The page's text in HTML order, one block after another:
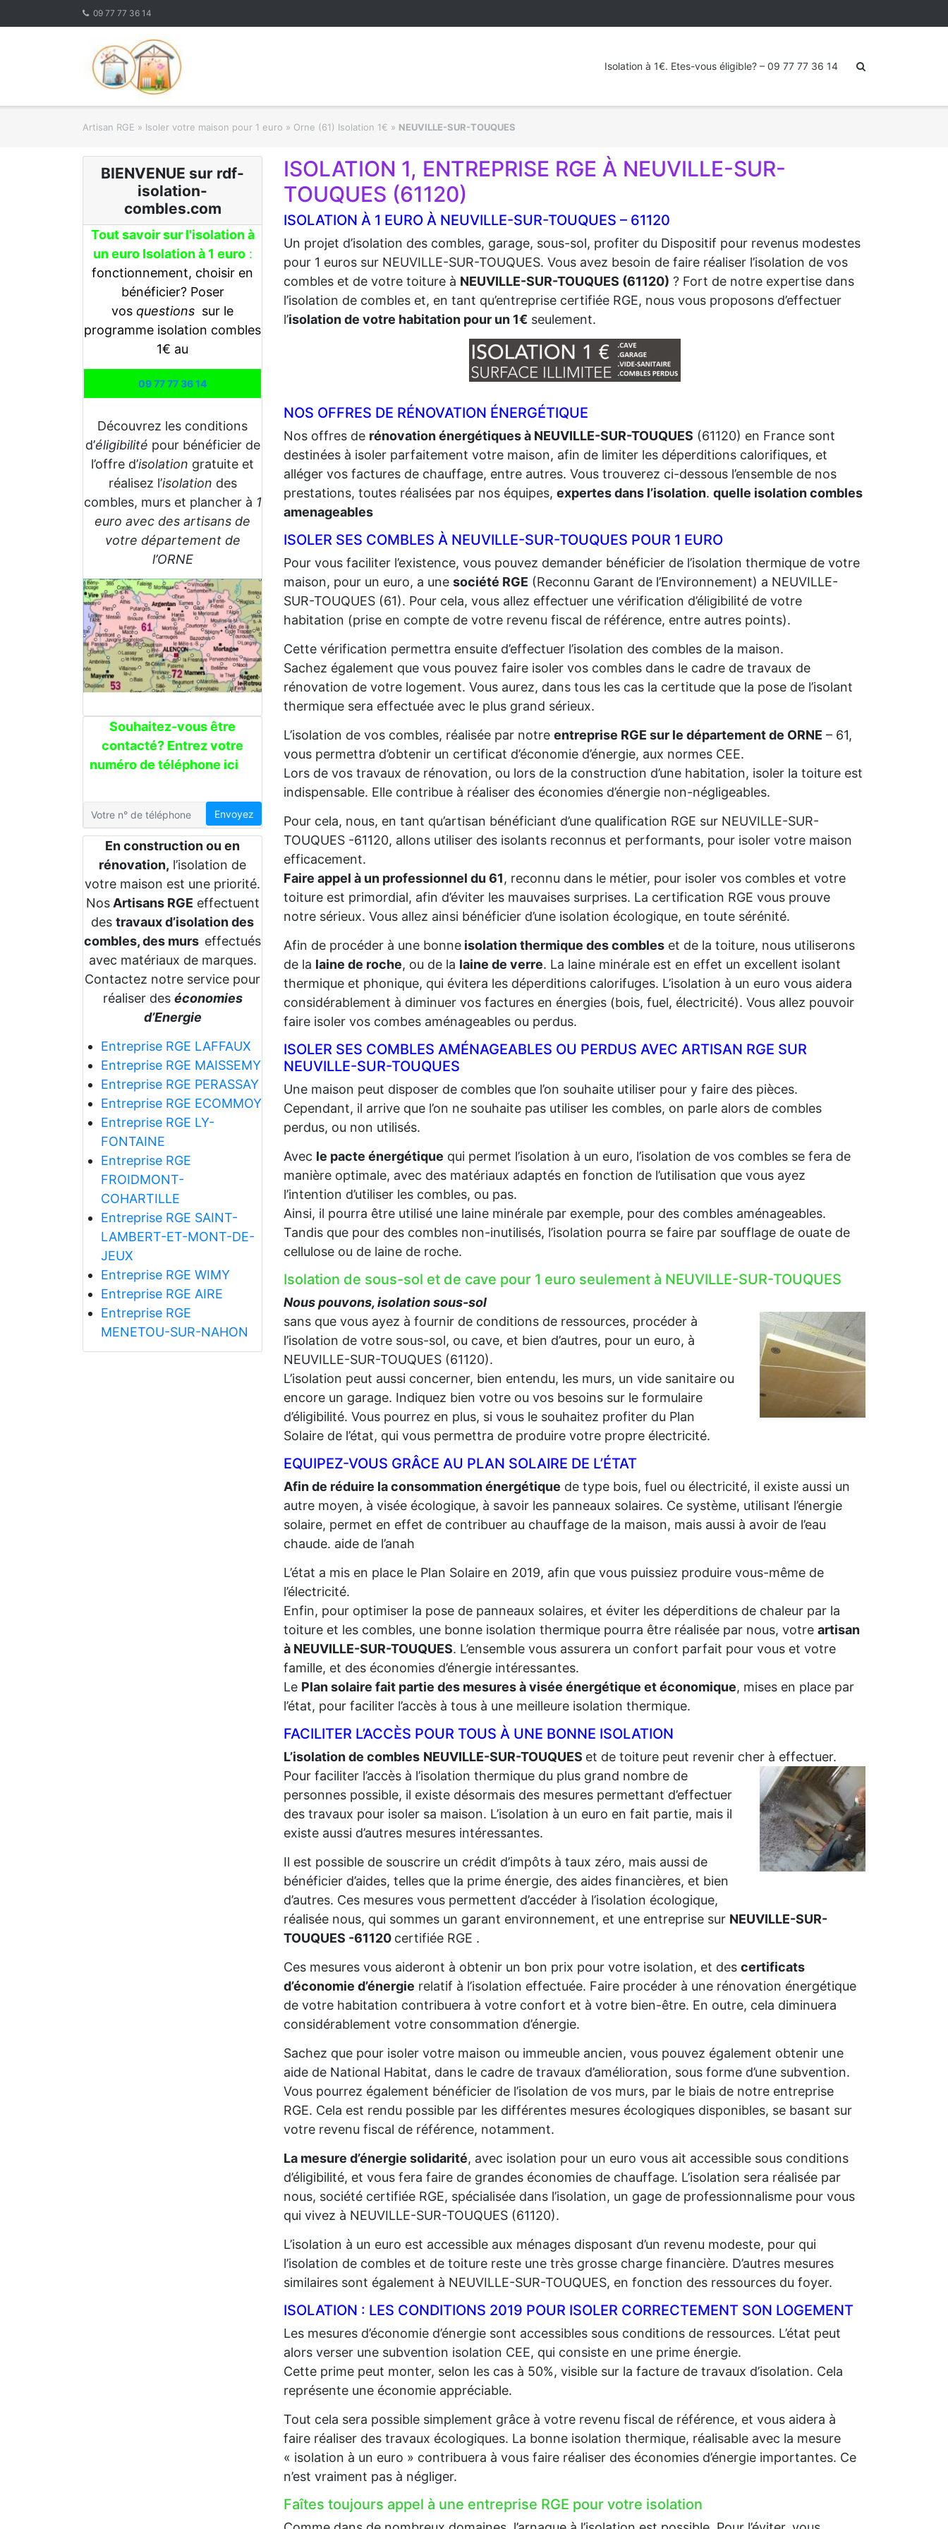
09 77 77 36 14
Isolation à 1€. Etes-vous éligible? – 09 77 77 36 14
Artisan RGE » Isoler votre maison pour 1 euro » Orne (61) Isolation 1€ » NEUVILLE-SUR-TOUQUES
BIENVENUE sur rdf-
isolation-
combles.com
Tout savoir sur l'isolation à
un euro Isolation à 1 euro:
fonctionnement, choisir en
bénéficier? Poser
vos questions sur le
programme isolation combles
1€ au
09 77 77 36 14
Découvrez les conditions
d’éligibilité pour bénéficier de
l’offre d’isolation gratuite et
réalisez l’isolation des
combles, murs et plancher à 1
euro avec des artisans de
votre département de
l’ORNE
Souhaitez-vous être
contacté? Entrez votre
numéro de téléphone ici
Envoyez
En construction ou en
rénovation, l’isolation de
votre maison est une priorité.
NosArtisans RGE effectuent
des travaux d’isolation des
combles, des murs effectués
avec matériaux de marques.
Contactez notre service pour
réaliser des économies
d’Energie
Entreprise RGE LAFFAUX
Entreprise RGE MAISSEMY
Entreprise RGE PERASSAY
Entreprise RGE ECOMMOY
Entreprise RGE LY-
FONTAINE
Entreprise RGE
FROIDMONT-
COHARTILLE
Entreprise RGE SAINT-
LAMBERT-ET-MONT-DE-
JEUX
Entreprise RGE WIMY
Entreprise RGE AIRE
Entreprise RGE
MENETOU-SUR-NAHON
ISOLATION 1, ENTREPRISE RGE À NEUVILLE-SUR-
TOUQUES (61120)
ISOLATION À 1 EURO À NEUVILLE-SUR-TOUQUES – 61120
Un projet d’isolation des combles, garage, sous-sol, profiter du Dispositif pour revenus modestes
pour 1 euros sur NEUVILLE-SUR-TOUQUES. Vous avez besoin de faire réaliser l’isolation de vos
combles et de votre toiture à NEUVILLE-SUR-TOUQUES (61120) ? Fort de notre expertise dans
l’isolation de combles et, en tant qu’entreprise certifiée RGE, nous vous proposons d’effectuer
l’isolation de votre habitation pour un 1€ seulement.
NOS OFFRES DE RÉNOVATION ÉNERGÉTIQUE
Nos offres de rénovation énergétiques à NEUVILLE-SUR-TOUQUES (61120) en France sont
destinées à isoler parfaitement votre maison, afin de limiter les déperditions calorifiques, et
alléger vos factures de chauffage, entre autres. Vous trouverez ci-dessous l’ensemble de nos
prestations, toutes réalisées par nos équipes, expertes dans l’isolation. quelle isolation combles
amenageables
ISOLER SES COMBLES À NEUVILLE-SUR-TOUQUES POUR 1 EURO
Pour vous faciliter l’existence, vous pouvez demander bénéficier de l’isolation thermique de votre
maison, pour un euro, a une société RGE (Reconnu Garant de l’Environnement) a NEUVILLE-
SUR-TOUQUES (61). Pour cela, vous allez effectuer une vérification d’éligibilité de votre
habitation (prise en compte de votre revenu fiscal de référence, entre autres points).
Cette vérification permettra ensuite d’effectuer l’isolation des combles de la maison.
Sachez également que vous pouvez faire isoler vos combles dans le cadre de travaux de
rénovation de votre logement. Vous aurez, dans tous les cas la certitude que la pose de l’isolant
thermique sera effectuée avec le plus grand sérieux.
L’isolation de vos combles, réalisée par notre entreprise RGE sur le département de ORNE – 61,
vous permettra d’obtenir un certificat d’économie d’énergie, aux normes CEE.
Lors de vos travaux de rénovation, ou lors de la construction d’une habitation, isoler la toiture est
indispensable. Elle contribue à réaliser des économies d’énergie non-négligeables.
Pour cela, nous, en tant qu’artisan bénéficiant d’une qualification RGE sur NEUVILLE-SUR-
TOUQUES -61120, allons utiliser des isolants reconnus et performants, pour isoler votre maison
efficacement.
Faire appel à un professionnel du 61, reconnu dans le métier, pour isoler vos combles et votre
toiture est primordial, afin d’éviter les mauvaises surprises. La certification RGE vous prouve
notre sérieux. Vous allez ainsi bénéficier d’une isolation écologique, en toute sérénité.
Afin de procéder à une bonne isolation thermique des combles et de la toiture, nous utiliserons
de la laine de roche, ou de la laine de verre. La laine minérale est en effet un excellent isolant
thermique et phonique, qui évitera les déperditions calorifuges. L’isolation à un euro vous aidera
considérablement à diminuer vos factures en énergies (bois, fuel, électricité). Vous allez pouvoir
faire isoler vos combes aménageables ou perdus.
ISOLER SES COMBLES AMÉNAGEABLES OU PERDUS AVEC ARTISAN RGE SUR
NEUVILLE-SUR-TOUQUES
Une maison peut disposer de combles que l’on souhaite utiliser pour y faire des pièces.
Cependant, il arrive que l’on ne souhaite pas utiliser les combles, on parle alors de combles
perdus, ou non utilisés.
Avec le pacte énergétique qui permet l’isolation à un euro, l’isolation de vos combles se fera de
manière optimale, avec des matériaux adaptés en fonction de l’utilisation que vous ayez
l’intention d’utiliser les combles, ou pas.
Ainsi, il pourra être utilisé une laine minérale par exemple, pour des combles aménageables.
Tandis que pour des combles non-inutilisés, l’isolation pourra se faire par soufflage de ouate de
cellulose ou de laine de roche.
Isolation de sous-sol et de cave pour 1 euro seulement à NEUVILLE-SUR-TOUQUES
Nous pouvons, isolation sous-sol
sans que vous ayez à fournir de conditions de ressources, procéder à
l’isolation de votre sous-sol, ou cave, et bien d’autres, pour un euro, à
NEUVILLE-SUR-TOUQUES (61120).
L’isolation peut aussi concerner, bien entendu, les murs, un vide sanitaire ou
encore un garage. Indiquez bien votre ou vos besoins sur le formulaire
d’éligibilité. Vous pourrez en plus, si vous le souhaitez profiter du Plan
Solaire de l’état, qui vous permettra de produire votre propre électricité.
EQUIPEZ-VOUS GRÂCE AU PLAN SOLAIRE DE L’ÉTAT
Afin de réduire la consommation énergétique de type bois, fuel ou électricité, il existe aussi un
autre moyen, à visée écologique, à savoir les panneaux solaires. Ce système, utilisant l’énergie
solaire, permet en effet de contribuer au chauffage de la maison, mais aussi à avoir de l’eau
chaude. aide de l’anah
L’état a mis en place le Plan Solaire en 2019, afin que vous puissiez produire vous-même de
l’électricité.
Enfin, pour optimiser la pose de panneaux solaires, et éviter les déperditions de chaleur par la
toiture et les combles, une bonne isolation thermique pourra être réalisée par nous, votre artisan
à NEUVILLE-SUR-TOUQUES. L’ensemble vous assurera un confort parfait pour vous et votre
famille, et des économies d’énergie intéressantes.
Le Plan solaire fait partie des mesures à visée énergétique et économique, mises en place par
l’état, pour faciliter l’accès à tous à une meilleure isolation thermique.
FACILITER L’ACCÈS POUR TOUS À UNE BONNE ISOLATION
L’isolation de combles NEUVILLE-SUR-TOUQUES et de toiture peut revenir cher à effectuer.
Pour faciliter l’accès à l’isolation thermique du plus grand nombre de
personnes possible, il existe désormais des mesures permettant d’effectuer
des travaux pour isoler sa maison. L’isolation à un euro en fait partie, mais il
existe aussi d’autres mesures intéressantes.
Il est possible de souscrire un crédit d’impôts à taux zéro, mais aussi de
bénéficier d’aides, telles que la prime énergie, des aides financières, et bien
d’autres. Ces mesures vous permettent d’accéder à l’isolation écologique,
réalisée nous, qui sommes un garant environnement, et une entreprise sur NEUVILLE-SUR-
TOUQUES -61120 certifiée RGE .
Ces mesures vous aideront à obtenir un bon prix pour votre isolation, et des certificats
d’économie d’énergie relatif à l’isolation effectuée. Faire procéder à une rénovation énergétique
de votre habitation contribuera à votre confort et à votre bien-être. En outre, cela diminuera
considérablement votre consommation d’énergie.
Sachez que pour isoler votre maison ou immeuble ancien, vous pouvez également obtenir une
aide de National Habitat, dans le cadre de travaux d’amélioration, sous forme d’une subvention.
Vous pourrez également bénéficier de l’isolation de vos murs, par le biais de notre entreprise
RGE. Cela est rendu possible par les différentes mesures écologiques disponibles, se basant sur
votre revenu fiscal de référence, notamment.
La mesure d’énergie solidarité, avec isolation pour un euro vous ait accessible sous conditions
d’éligibilité, et vous fera faire de grandes économies de chauffage. L’isolation sera réalisée par
nous, société certifiée RGE, spécialisée dans l’isolation, un gage de professionnalisme pour vous
qui vivez à NEUVILLE-SUR-TOUQUES (61120).
L’isolation à un euro est accessible aux ménages disposant d’un revenu modeste, pour qui
l’isolation de combles et de toiture reste une très grosse charge financière. D’autres mesures
similaires sont également à NEUVILLE-SUR-TOUQUES, en fonction des ressources du foyer.
ISOLATION : LES CONDITIONS 2019 POUR ISOLER CORRECTEMENT SON LOGEMENT
Les mesures d’économie d’énergie sont accessibles sous conditions de ressources. L’état peut
alors verser une subvention isolation CEE, qui consiste en une prime énergie.
Cette prime peut monter, selon les cas à 50%, visible sur la facture de travaux d’isolation. Cela
représente une économie appréciable.
Tout cela sera possible simplement grâce à votre revenu fiscal de référence, et vous aidera à
faire réaliser des travaux écologiques. La bonne isolation thermique, réalisable avec la mesure
« isolation à un euro » contribuera à vous faire réaliser des économies d’énergie importantes. Ce
n’est vraiment pas à négliger.
Faîtes toujours appel à une entreprise RGE pour votre isolation